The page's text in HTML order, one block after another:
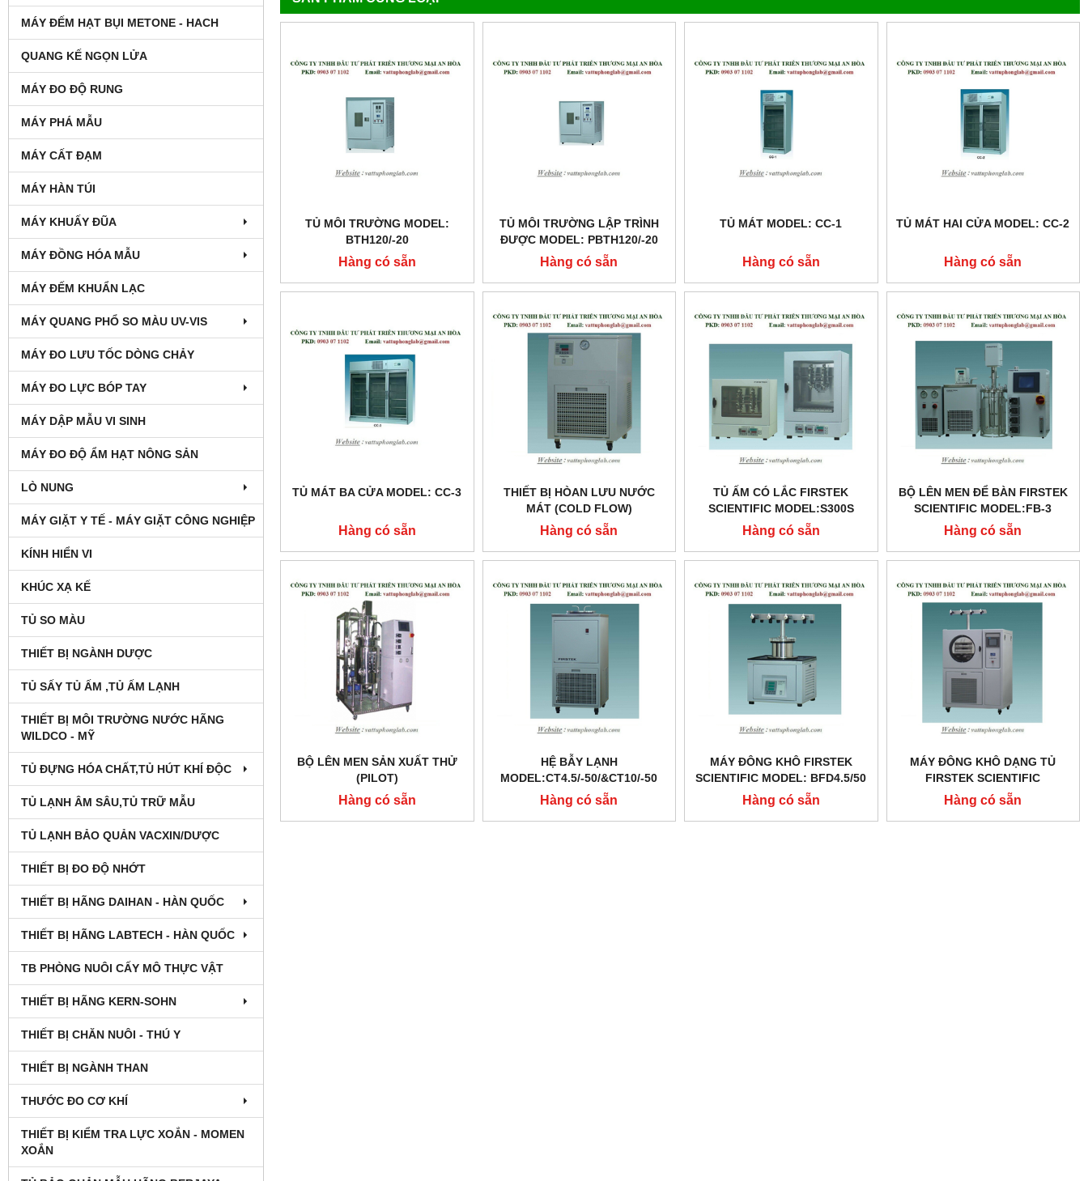
MÁY ĐẾM HẠT BỤI METONE - HACH
QUANG KẾ NGỌN LỬA
MÁY ĐO ĐỘ RUNG
MÁY PHÁ MẪU
MÁY CẤT ĐẠM
MÁY HÀN TÚI
MÁY KHUẤY ĐŨA
MÁY ĐỒNG HÓA MẪU
MÁY ĐẾM KHUẨN LẠC
MÁY QUANG PHỔ SO MÀU UV-VIS
MÁY ĐO LƯU TỐC DÒNG CHẢY
MÁY ĐO LỰC BÓP TAY
MÁY DẬP MẪU VI SINH
MÁY ĐO ĐỘ ẨM HẠT NÔNG SẢN
LÒ NUNG
MÁY GIẶT Y TẾ - MÁY GIẶT CÔNG NGHIỆP
KÍNH HIỂN VI
KHÚC XẠ KẾ
TỦ SO MÀU
THIẾT BỊ NGÀNH DƯỢC
TỦ SẤY TỦ ẤM ,TỦ ẤM LẠNH
THIẾT BỊ MÔI TRƯỜNG NƯỚC HÃNG
WILDCO - MỸ
TỦ ĐỰNG HÓA CHẤT,TỦ HÚT KHÍ ĐỘC
TỦ LẠNH ÂM SÂU,TỦ TRỮ MẪU
TỦ LẠNH BẢO QUẢN VACXIN/DƯỢC
THIẾT BỊ ĐO ĐỘ NHỚT
THIẾT BỊ HÃNG DAIHAN - HÀN QUỐC
THIẾT BỊ HÃNG LABTECH - HÀN QUỐC
TB PHÒNG NUÔI CẤY MÔ THỰC VẬT
THIẾT BỊ HÃNG KERN-SOHN
THIẾT BỊ CHĂN NUÔI - THÚ Y
THIẾT BỊ NGÀNH THAN
THƯỚC ĐO CƠ KHÍ
THIẾT BỊ KIỂM TRA LỰC XOẮN - MOMEN
XOẮN
TỦ MÔI TRƯỜNG MODEL:
BTH120/-20
Hàng có sẵn
TỦ MÔI TRƯỜNG LẬP TRÌNH
ĐƯỢC MODEL: PBTH120/-20
Hàng có sẵn
TỦ MÁT MODEL: CC-1
Hàng có sẵn
TỦ MÁT HAI CỬA MODEL: CC-2
Hàng có sẵn
TỦ MÁT BA CỬA MODEL: CC-3
Hàng có sẵn
THIẾT BỊ HÒAN LƯU NƯỚC
MÁT (COLD FLOW)
MODEL:SCF-25
Hàng có sẵn
TỦ ẤM CÓ LẮC FIRSTEK
SCIENTIFIC MODEL:S300S
Hàng có sẵn
BỘ LÊN MEN ĐỂ BÀN FIRSTEK
SCIENTIFIC MODEL:FB-3
Hàng có sẵn
BỘ LÊN MEN SẢN XUẤT THỬ
(PILOT)
Hàng có sẵn
HỆ BẪY LẠNH
MODEL:CT4.5/-50/&CT10/-50
Hàng có sẵn
MÁY ĐÔNG KHÔ FIRSTEK
SCIENTIFIC MODEL: BFD4.5/50
Hàng có sẵn
MÁY ĐÔNG KHÔ DẠNG TỦ
FIRSTEK SCIENTIFIC
MODEL:SFD12/-50-2S-6P
Hàng có sẵn